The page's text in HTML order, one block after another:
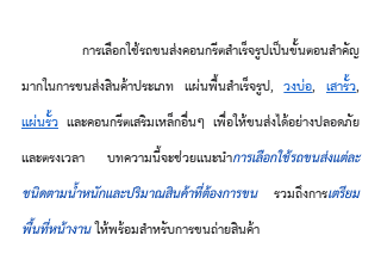
มากในการขนส่งสินค้าประเภท แผ่นพื้นสำเร็จรูป, วงบ่อ, เสารั้ว
แผ่นรั้ว และคอนกรีตเสริมเหล็กอื่นๆ เพื่อให้ขนส่งได้อย่างปลอดภัย
และตรงเวลา บทความนี้จะช่วยแนะนำการเลือกใช้รถขนส่งแต่ละ
ชนิดตามน้ำหนักและปริมาณสินค้าที่ต้องการขน รวมถึงการเตรียม
พื้นที่หน้างาน ให้พร้อมสำหรับการขนถ่ายสินค้า